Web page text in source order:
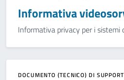
Informativa
Informativa privacy per i sistemi
DOCUMENTO (TECNICO) DI